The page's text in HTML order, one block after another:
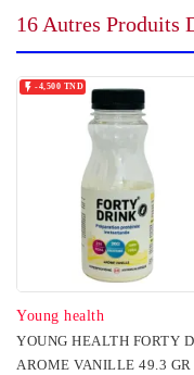
16 Autres Produits
 -4,500 TND
Young health
YOUNG HEALTH FORTY
AROME VANILLE 49.3 GR